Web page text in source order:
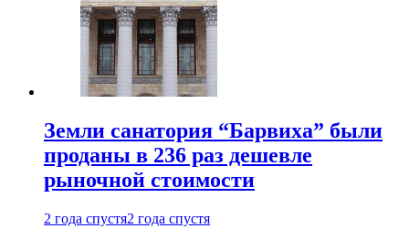
Земли санатория “Барвиха” были
проданы в 236 раз дешевле
рыночной стоимости
2 года спустя2 года спустя